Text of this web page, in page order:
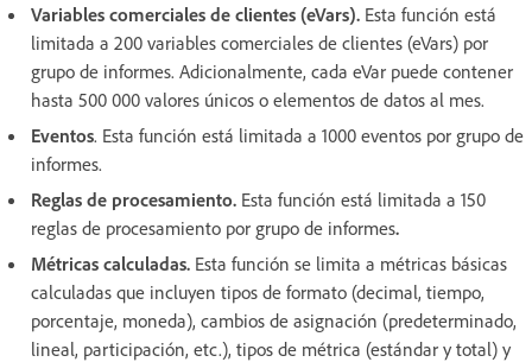
Variables comerciales de clientes (eVars). Esta función está
limitada a 200 variables comerciales de clientes (eVars) por
grupo de informes. Adicionalmente, cada eVar puede contener
hasta 500 000 valores únicos o elementos de datos al mes.
Eventos. Esta función está limitada a 1000 eventos por grupo de
informes.
Reglas de procesamiento. Esta función está limitada a 150
reglas de procesamiento por grupo de informes.
Métricas calculadas. Esta función se limita a métricas básicas
calculadas que incluyen tipos de formato (decimal, tiempo,
porcentaje, moneda), cambios de asignación (predeterminado,
lineal, participación, etc.), tipos de métrica (estándar y total) y